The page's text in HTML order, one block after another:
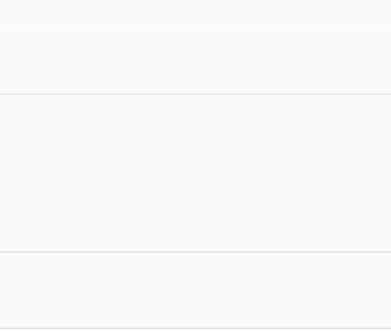
之上。
人，也是個正行走在自己時間線上的人。
趟旅程，即為12，時鐘走完一圈之意，即